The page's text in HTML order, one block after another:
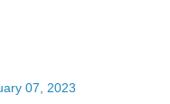
07, 2023